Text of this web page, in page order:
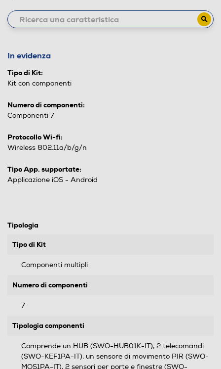
In evidenza
Tipo di Kit:
Kit con componenti
Numero di componenti:
Componenti 7
Protocollo Wi-fi:
Wireless 802.11a/b/g/n
Tipo App. supportate:
Applicazione iOS - Android
Tipologia
Tipo di Kit
Componenti multipli
Numero di componenti
7
Tipologia componenti
Comprende un HUB (SWO-HUB01K-IT), 2 telecomandi
(SWO-KEF1PA-IT), un sensore di movimento PIR (SWO-
MOS1PA-IT), 2 sensori per porte e finestre (SWO-